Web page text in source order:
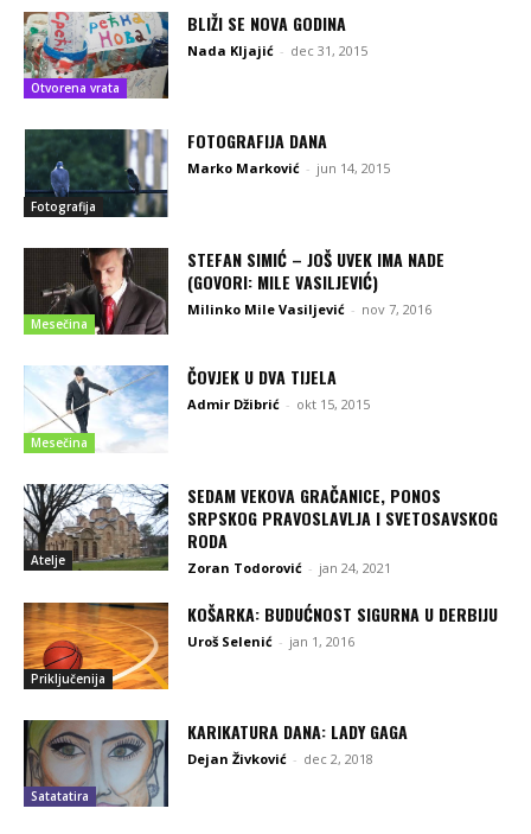
Otvorena vrata
BLIŽI SE NOVA GODINA
Nada Kljajić - dec 31, 2015
Fotografija
FOTOGRAFIJA DANA
Marko Marković - jun 14, 2015
Mesečina
STEFAN SIMIĆ – JOŠ UVEK IMA NADE
(GOVORI: MILE VASILJEVIĆ)
Milinko Mile Vasiljević - nov 7, 2016
Mesečina
ČOVJEK U DVA TIJELA
Admir Džibrić - okt 15, 2015
Atelje
SEDAM VEKOVA GRAČANICE, PONOS
SRPSKOG PRAVOSLAVLJA I SVETOSAVSKOG
RODA
Zoran Todorović - jan 24, 2021
Priključenija
KOŠARKA: BUDUĆNOST SIGURNA U DERBIJU
Uroš Selenić - jan 1, 2016
Satatatira
KARIKATURA DANA: LADY GAGA
Dejan Živković - dec 2, 2018